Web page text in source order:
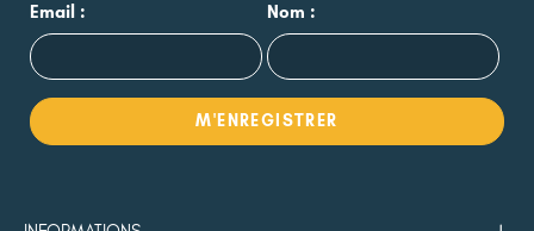
Email : Nom :